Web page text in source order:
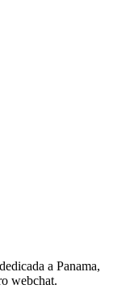
a Panama,
webchat.